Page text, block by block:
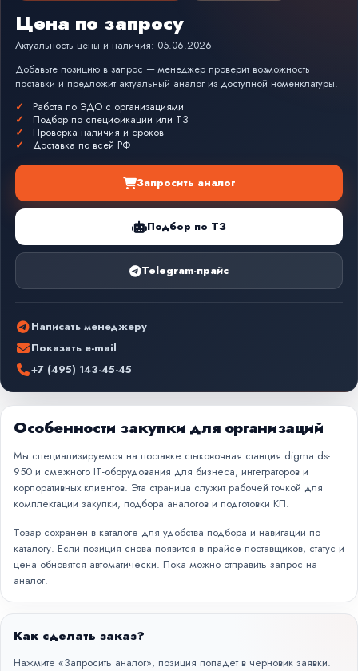
Цена по запросу
Актуальность цены и наличия: 05.06.2026
Добавьте позицию в запрос — менеджер проверит возможность
поставки и предложит актуальный аналог из доступной номенклатуры.
Работа по ЭДО с организациями
Подбор по спецификации или ТЗ
Проверка наличия и сроков
Доставка по всей РФ
Запросить аналог
Подбор по ТЗ
Telegram-прайс
Написать менеджеру
Показать e-mail
+7 (495) 143-45-45
Особенности закупки для организаций
Мы специализируемся на поставке стыковочная станция digma ds-
950 и смежного IT-оборудования для бизнеса, интеграторов и
корпоративных клиентов. Эта страница служит рабочей точкой для
комплектации закупки, подбора аналогов и подготовки КП.
Товар сохранен в каталоге для удобства подбора и навигации по
каталогу. Если позиция снова появится в прайсе поставщиков, статус и
цена обновятся автоматически. Пока можно отправить запрос на
аналог.
Как сделать заказ?
Нажмите «Запросить аналог», позиция попадет в черновик заявки.